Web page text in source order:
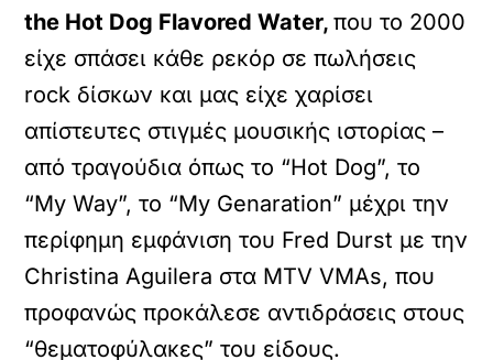
the Hot Dog Flavored Water,που το 2000
είχε σπάσει κάθε ρεκόρ σε πωλήσεις
rock δίσκων και μας είχε χαρίσει
απίστευτες στιγμές μουσικής ιστορίας –
από τραγούδια όπως το “Hot Dog”, το
“My Way”, το “My Genaration” μέχρι την
περίφημη εμφάνιση του Fred Durst με την
Christina Aguilera στα MTV VMAs, που
προφανώς προκάλεσε αντιδράσεις στους
“θεματοφύλακες” του είδους.